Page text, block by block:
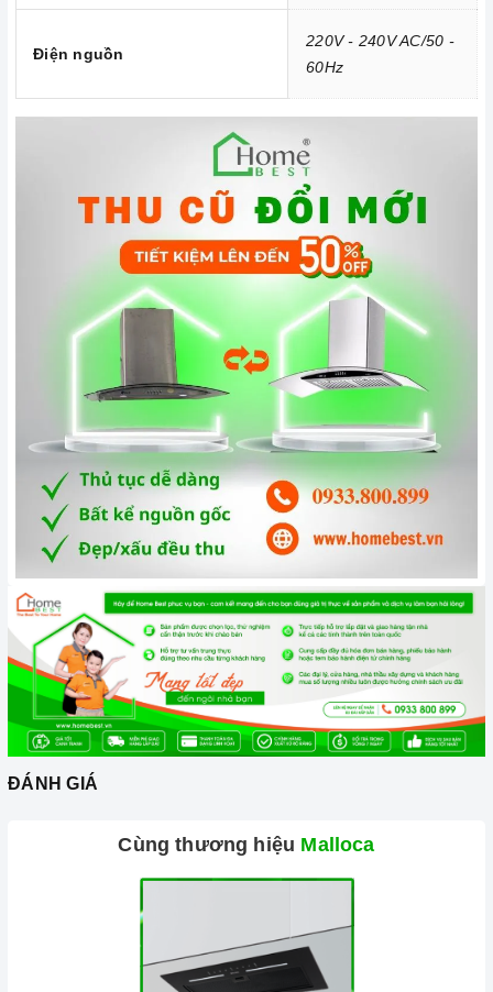
Home Best, chúng tôi tự hào cung cấp đến khách
hàng đa dạng các dòngmáy hút khói Mallocanổi tiếng, cam
kết về chất lượng và nguồn gốc sản phẩm chính hãng. Chúng
tôi tự tin mang đến cho quý khách hàng dịch vụ chăm sóc
khách hàng tận tâm và chính sách bảo hành, hậu mãi chuyên
Home Best Care - Trung tâm bảo trì, sửa
chữa thiết bị nhà bếp cao cấp
Điện nguồn
220V - 240V AC/50 -
60Hz
ĐÁNH GIÁ
Cùng thương hiệu Malloca